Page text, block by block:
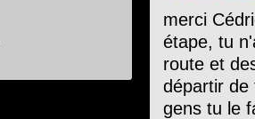
merci
étape, tu
route et
départir de
gens tu le